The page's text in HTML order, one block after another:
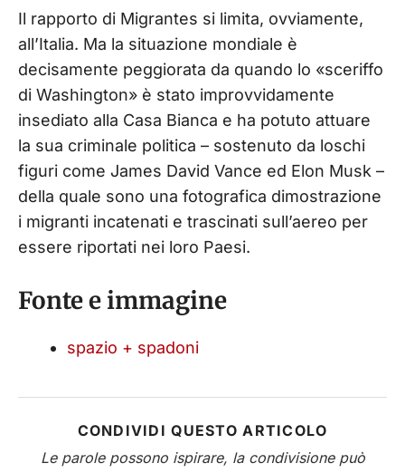
Il rapporto di Migrantes si limita, ovviamente,
all’Italia. Ma la situazione mondiale è
decisamente peggiorata da quando lo «sceriffo
di Washington» è stato improvvidamente
insediato alla Casa Bianca e ha potuto attuare
la sua criminale politica – sostenuto da loschi
figuri come James David Vance ed Elon Musk –
della quale sono una fotografica dimostrazione
i migranti incatenati e trascinati sull’aereo per
essere riportati nei loro Paesi.
Fonte e immagine
spazio + spadoni
CONDIVIDI QUESTO ARTICOLO
Le parole possono ispirare, la condivisione può